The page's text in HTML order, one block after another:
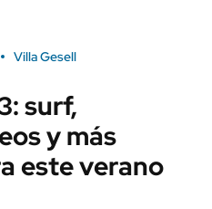
Villa Gesell
surf,
y más
este verano